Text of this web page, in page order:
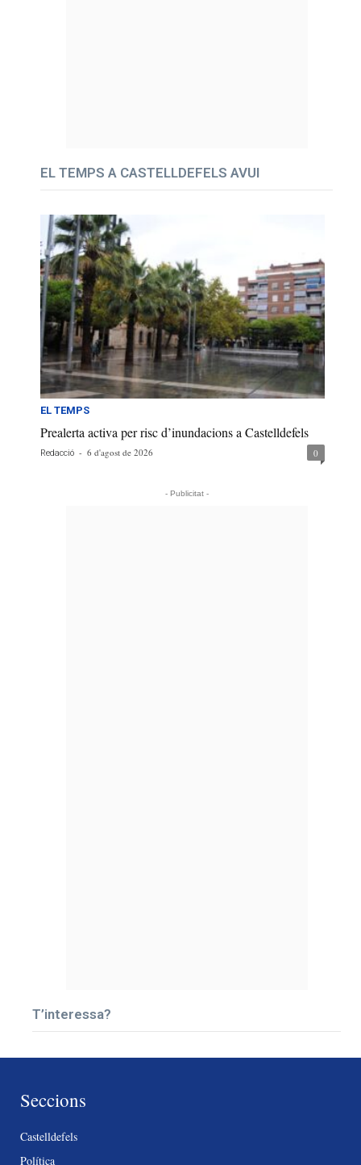
EL TEMPS A CASTELLDEFELS AVUI
EL TEMPS
Prealerta activa per risc d’inundacions a Castelldefels
Redacció - 6 d'agost de 2026 0
- Publicitat -
T’interessa?
Seccions
Castelldefels
Política